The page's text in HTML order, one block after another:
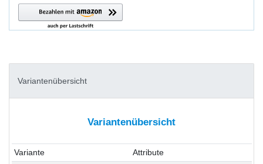
Variantenübersicht
Variantenübersicht
Variante
Attribute